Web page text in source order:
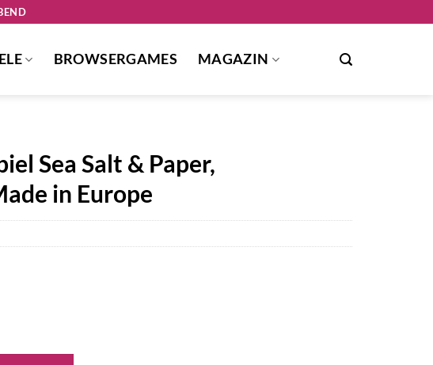
BROWSERGAMES MAGAZIN
Sea Salt & Paper,
in Europe